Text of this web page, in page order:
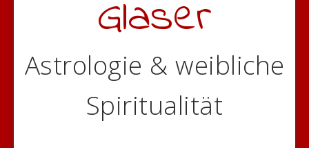
Glaser
Astrologie & weibliche
Spiritualität